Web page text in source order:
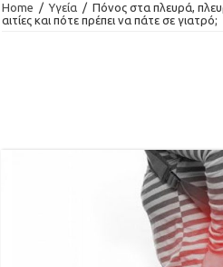
Home / Υγεία / Πόνος στα πλευρά,
αιτίες και πότε πρέπει να πάτε σε γιατρό;